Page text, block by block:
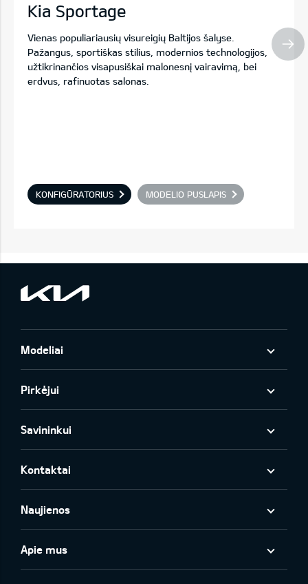
Kia Sportage
Vienas populiariausių visureigių Baltijos šalyse.
Pažangus, sportiškas stilius, modernios technologijos,
užtikrinančios visapusiškai malonesnį vairavimą, bei
erdvus, rafinuotas salonas.
KONFIGŪRATORIUS MODELIO PUSLAPIS
Modeliai
Pirkėjui
Savininkui
Kontaktai
Naujienos
Apie mus